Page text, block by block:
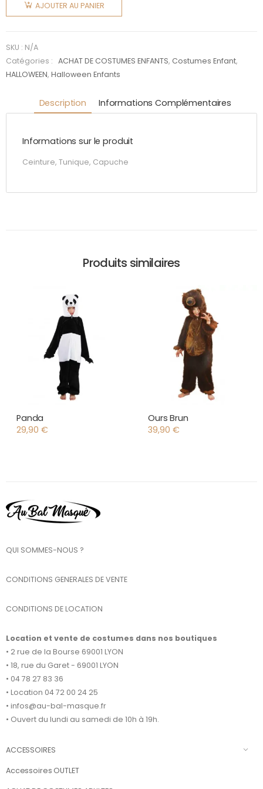
Assassin
AJOUTER AU PANIER
SKU : N/A
Catégories :
ACHAT DE COSTUMES ENFANTS, Costumes Enfant,
HALLOWEEN, Halloween Enfants
Description Informations Complémentaires
Informations sur le produit
Ceinture, Tunique, Capuche
Produits similaires
Panda
29,90 €
Ours Brun
39,90 €
QUI SOMMES-NOUS ?
CONDITIONS GENERALES DE VENTE
CONDITIONS DE LOCATION
Location et vente de costumes dans nos boutiques
• 2 rue de la Bourse 69001 LYON
• 18, rue du Garet - 69001 LYON
• 04 78 27 83 36
• Location 04 72 00 24 25
• infos@au-bal-masque.fr
• Ouvert du lundi au samedi de 10h à 19h.
ACCESSOIRES
Accessoires OUTLET